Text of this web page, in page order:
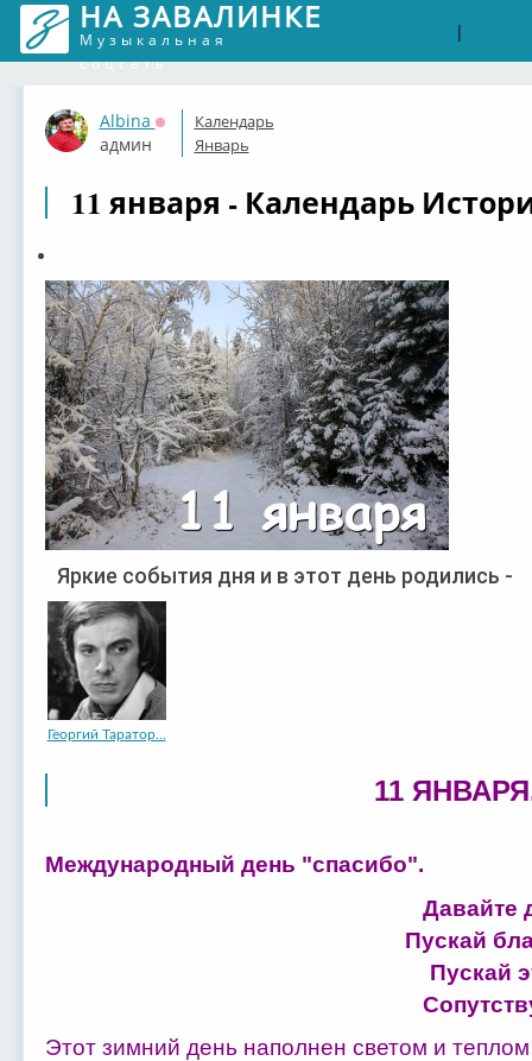
НА ЗАВАЛИНКЕ
Музыкальная
соцсеть
|
Albina
Оффлайн
админ
Календарь
Январь
11 января - Календарь
Яркие события дня и в этот день родились -
Георгий Таратор...
11
Международный день "спасибо".
Давайте
Пускай
Пускай
Этот зимний день наполнен светом и